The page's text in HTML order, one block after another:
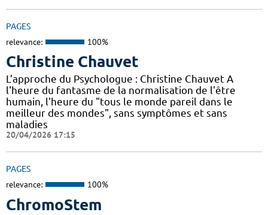
PAGES
relevance: 100%
Christine Chauvet
L’approche du Psychologue : Christine Chauvet A
l'heure du fantasme de la normalisation de l'être
humain, l'heure du "tous le monde pareil dans le
meilleur des mondes", sans symptômes et sans
maladies
20/04/2026 17:15
PAGES
relevance: 100%
ChromoStem